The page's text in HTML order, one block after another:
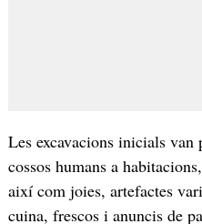
Les excavacions inicials van
cossos humans a
així com joies, artefactes
cuina, frescos i anuncis de